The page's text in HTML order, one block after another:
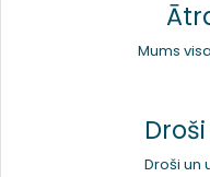
Mums
Droši un